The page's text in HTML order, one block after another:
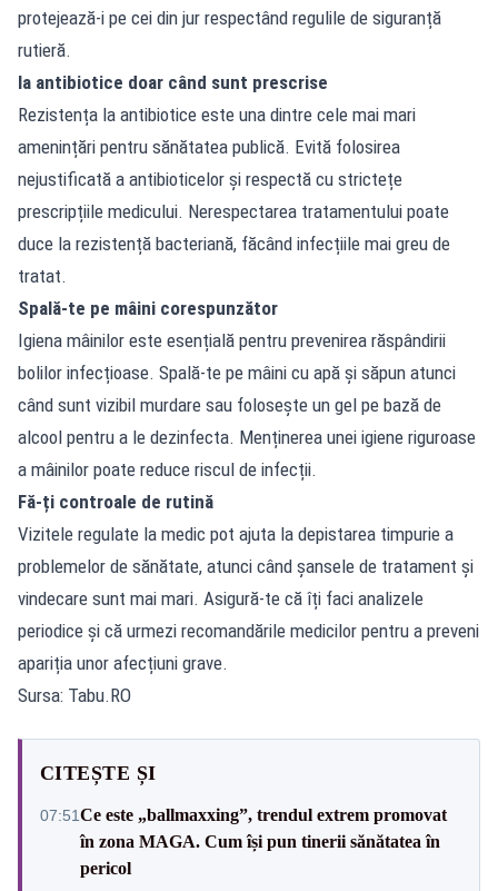
protejează-i pe cei din jur respectând regulile de siguranță
rutieră.
Ia antibiotice doar când sunt prescrise
Rezistența la antibiotice este una dintre cele mai mari
amenințări pentru sănătatea publică. Evită folosirea
nejustificată a antibioticelor și respectă cu strictețe
prescripțiile medicului. Nerespectarea tratamentului poate
duce la rezistență bacteriană, făcând infecțiile mai greu de
tratat.
Spală-te pe mâini corespunzător
Igiena mâinilor este esențială pentru prevenirea răspândirii
bolilor infecțioase. Spală-te pe mâini cu apă și săpun atunci
când sunt vizibil murdare sau folosește un gel pe bază de
alcool pentru a le dezinfecta. Menținerea unei igiene riguroase
a mâinilor poate reduce riscul de infecții.
Fă-ți controale de rutină
Vizitele regulate la medic pot ajuta la depistarea timpurie a
problemelor de sănătate, atunci când șansele de tratament și
vindecare sunt mai mari. Asigură-te că îți faci analizele
periodice și că urmezi recomandările medicilor pentru a preveni
apariția unor afecțiuni grave.
Sursa: Tabu.RO
CITEȘTE ȘI
07:51Ce este „ballmaxxing”, trendul extrem promovat
în zona MAGA. Cum își pun tinerii sănătatea în
pericol